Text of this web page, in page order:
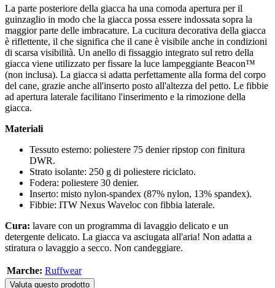
La parte posteriore della giacca ha una comoda apertura per il
guinzaglio in modo che la giacca possa essere indossata sopra la
maggior parte delle imbracature. La cucitura decorativa della giacca
è riflettente, il che significa che il cane è visibile anche in condizioni
di scarsa visibilità. Un anello di fissaggio integrato sul retro della
giacca viene utilizzato per fissare la luce lampeggiante Beacon™
(non inclusa). La giacca si adatta perfettamente alla forma del corpo
del cane, grazie anche all'inserto posto all'altezza del petto. Le fibbie
ad apertura laterale facilitano l'inserimento e la rimozione della
giacca.
Materiali
Tessuto esterno: poliestere 75 denier ripstop con finitura
DWR.
Strato isolante: 250 g di poliestere riciclato.
Fodera: poliestere 30 denier.
Inserto: misto nylon-spandex (87% nylon, 13% spandex).
Fibbie: ITW Nexus Waveloc con fibbia laterale.
Cura: lavare con un programma di lavaggio delicato e un
detergente delicato. La giacca va asciugata all'aria! Non adatta a
stiratura o lavaggio a secco. Non candeggiare.
Marche: Ruffwear
Valuta questo prodotto